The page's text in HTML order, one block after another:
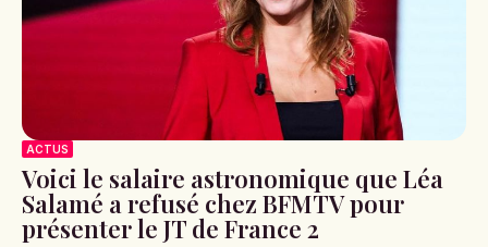
ACTUS
Voici le salaire astronomique que Léa
Salamé a refusé chez BFMTV pour
présenter le JT de France 2